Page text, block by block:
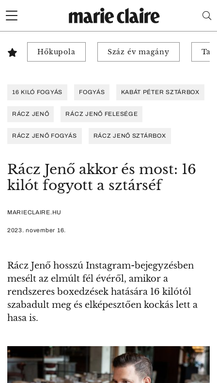
Hőkupola Száz év magány
16 KILÓ FOGYÁS FOGYÁS KABÁT PÉTER SZTÁRBOX
RÁCZ JENŐ RÁCZ JENŐ FELESÉGE
RÁCZ JENŐ FOGYÁS RÁCZ JENŐ SZTÁRBOX
Rácz Jenő akkor és most: 16
kilót fogyott a sztárséf
MARIECLAIRE.HU
2023. november 16.
Rácz Jenő hosszú Instagram-bejegyzésben
mesélt az elmúlt fél évéről, amikor a
rendszeres boxedzések hatására 16 kilótól
szabadult meg és elképesztően kockás lett a
hasa is.